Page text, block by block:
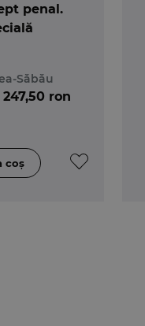
penal.
Săbău
247,50 ron